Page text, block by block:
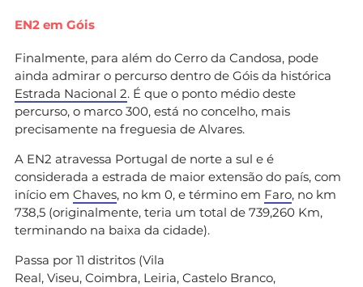
EN2 em Góis
Finalmente, para além do Cerro da Candosa, pode
ainda admirar o percurso dentro de Góis da histórica
Estrada Nacional 2. É que o ponto médio deste
percurso, o marco 300, está no concelho, mais
precisamente na freguesia de Alvares.
A EN2 atravessa Portugal de norte a sul e é
considerada a estrada de maior extensão do país, com
início em Chaves, no km 0, e término em Faro, no km
738,5 (originalmente, teria um total de 739,260 Km,
terminando na baixa da cidade).
Passa por 11 distritos (Vila
Real, Viseu, Coimbra, Leiria, Castelo Branco,